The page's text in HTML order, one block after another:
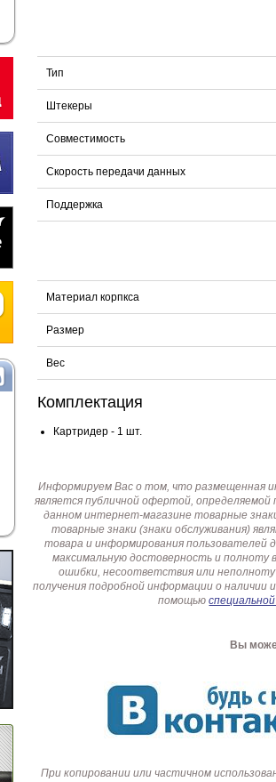
Тип
Штекеры
Совместимость
Скорость передачи данных
Поддержка
Материал корпкса
Размер
Вес
Комплектация
Картридер - 1 шт.
Информируем Вас о том, что размещенная
является публичной офертой,
данном интернет-магазине товарные
товарные знаки (знаки обслуживания)
товара и информирования пользователей
максимальную достоверность и
ошибки, несоответствия или
получения подробной информации о наличии
помощью
Вы
При копировании или частичном